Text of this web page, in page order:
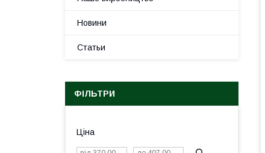
Новини
Статьи
ФІЛЬТРИ
Ціна